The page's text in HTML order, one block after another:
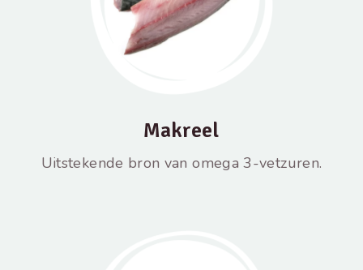
Makreel
Uitstekende bron van omega 3-vetzuren.